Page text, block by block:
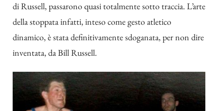
di Russell, passarono quasi totalmente sotto traccia. L’arte
della stoppata infatti, inteso come gesto atletico
dinamico, è stata definitivamente sdoganata, per non dire
inventata, da Bill Russell.